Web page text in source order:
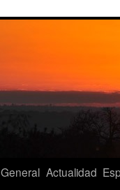
General Actualidad